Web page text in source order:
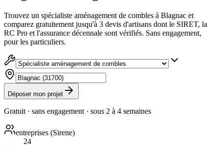
Trouvez un spécialiste aménagement de combles à Blagnac et
comparez gratuitement jusqu'à 3 devis d'artisans dont le SIRET, la
RC Pro et l'assurance décennale sont vérifiés. Sans engagement,
pour les particuliers.
Déposer mon projet
Gratuit · sans engagement · sous 2 à 4 semaines
entreprises (Sirene)
24